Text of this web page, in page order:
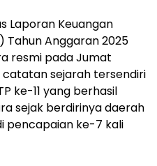
Laporan Keuangan
Tahun Anggaran 2025
resmi pada Jumat
catatan sejarah tersendiri
ke-11 yang berhasil
sejak berdirinya daerah
pencapaian ke-7 kali